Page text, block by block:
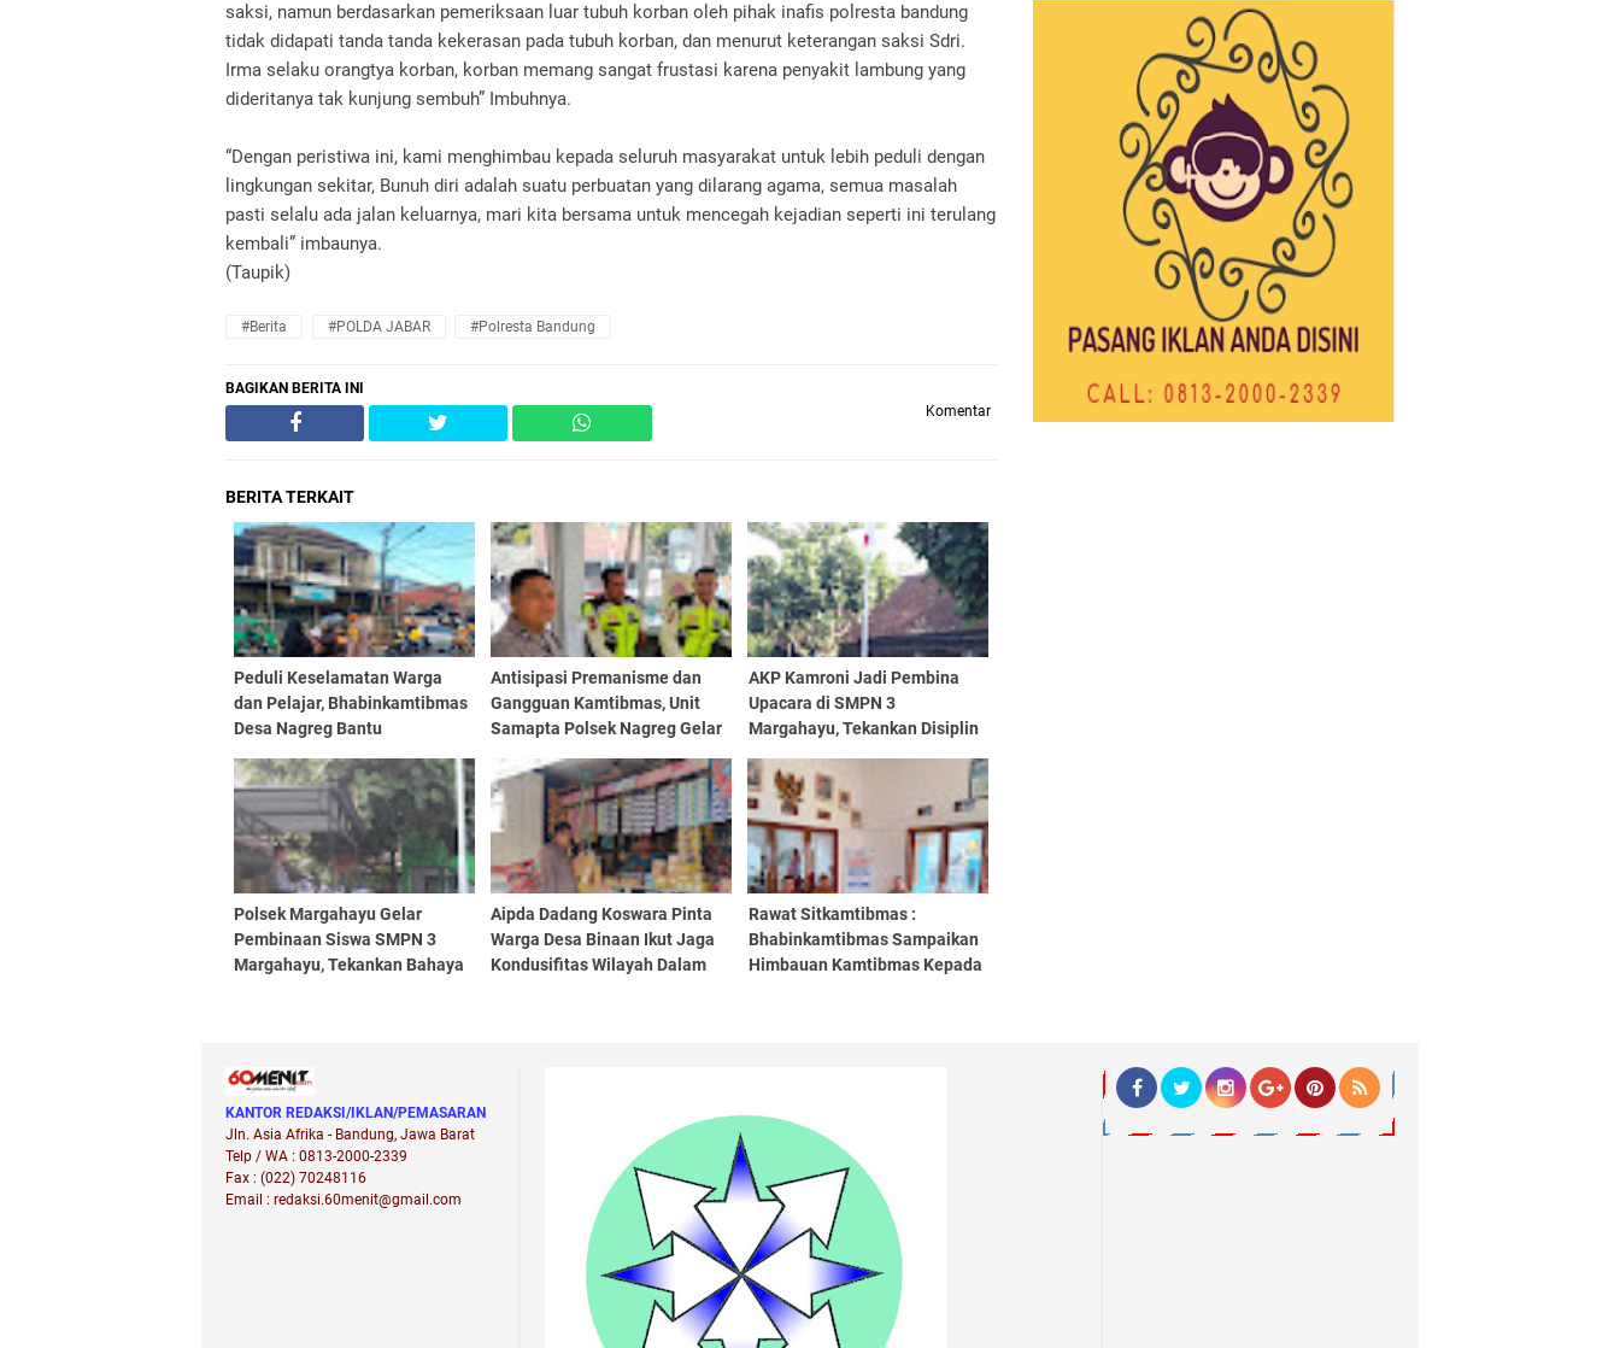
saksi, namun berdasarkan pemeriksaan luar tubuh korban oleh pihak inafis polresta bandung
tidak didapati tanda tanda kekerasan pada tubuh korban, dan menurut keterangan saksi Sdri.
Irma selaku orangtya korban, korban memang sangat frustasi karena penyakit lambung yang
dideritanya tak kunjung sembuh” Imbuhnya.
“Dengan peristiwa ini, kami menghimbau kepada seluruh masyarakat untuk lebih peduli dengan
lingkungan sekitar, Bunuh diri adalah suatu perbuatan yang dilarang agama, semua masalah
pasti selalu ada jalan keluarnya, mari kita bersama untuk mencegah kejadian seperti ini terulang
kembali” imbaunya.
(Taupik)
#Berita #POLDA JABAR #Polresta Bandung
BAGIKAN BERITA INI
Komentar
BERITA TERKAIT
Peduli Keselamatan Warga
dan Pelajar, Bhabinkamtibmas
Desa Nagreg Bantu
Pertigaan Stasiun
Antisipasi Premanisme dan
Gangguan Kamtibmas, Unit
Samapta Polsek Nagreg Gelar
AKP Kamroni Jadi Pembina
Upacara di SMPN 3
Margahayu, Tekankan Disiplin
Pelajar
Polsek Margahayu Gelar
Pembinaan Siswa SMPN 3
Margahayu, Tekankan Bahaya
Aipda Dadang Koswara Pinta
Warga Desa Binaan Ikut Jaga
Kondusifitas Wilayah Dalam
Rawat Sitkamtibmas :
Bhabinkamtibmas Sampaikan
Himbauan Kamtibmas Kepada
KANTOR REDAKSI/IKLAN/PEMASARAN
Jln. Asia Afrika - Bandung, Jawa Barat
Telp / WA : 0813-2000-2339
Fax : (022) 70248116
Email : redaksi.60menit@gmail.com